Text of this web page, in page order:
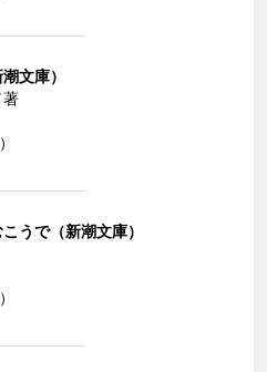
文庫）
うで（新潮文庫）